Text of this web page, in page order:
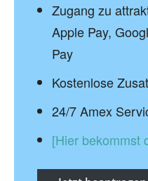
Zugang zu
Apple Pay,
Pay
Kostenlose
24/7 Amex
[Hier bekommst